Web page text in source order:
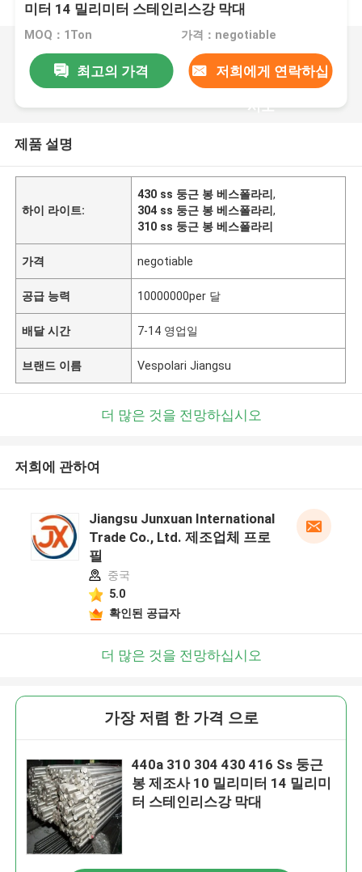
미터 14 밀리미터 스테인리스강 막대
MOQ：1Ton 가격：negotiable
최고의 가격 저희에게 연락하십
시오
제품 설명
하이 라이트:
430 ss 둥근 봉 베스폴라리,
304 ss 둥근 봉 베스폴라리,
310 ss 둥근 봉 베스폴라리
가격 negotiable
공급 능력 10000000per 달
배달 시간 7-14 영업일
브랜드 이름 Vespolari Jiangsu
더 많은 것을 전망하십시오
저희에 관하여
Jiangsu Junxuan International
Trade Co., Ltd. 제조업체 프로
필
중국
5.0
확인된 공급자
더 많은 것을 전망하십시오
가장 저렴 한 가격 으로
440a 310 304 430 416 Ss 둥근
봉 제조사 10 밀리미터 14 밀리미
터 스테인리스강 막대